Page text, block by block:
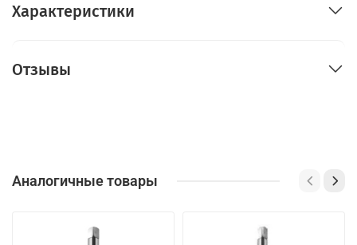
Характеристики
Отзывы
Аналогичные товары